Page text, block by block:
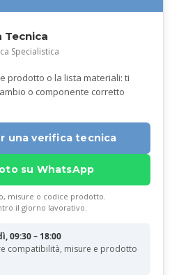
Tecnica
Specialistica
prodotto o la lista materiali: ti
o componente corretto
una verifica tecnica
su WhatsApp
misure o codice prodotto.
il giorno lavorativo.
09:30 – 18:00
compatibilità, misure e prodotto